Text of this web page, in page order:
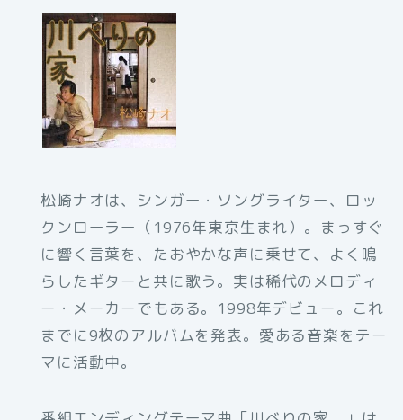
松崎ナオは、シンガー・ソングライター、ロッ
クンローラー（1976年東京生まれ）。まっすぐ
に響く言葉を、たおやかな声に乗せて、よく鳴
らしたギターと共に歌う。実は稀代のメロディ
ー・メーカーでもある。1998年デビュー。これ
までに9枚のアルバムを発表。愛ある音楽をテー
マに活動中。